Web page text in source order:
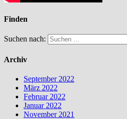
Finden
Suchen nach:
Archiv
September 2022
März 2022
Februar 2022
Januar 2022
November 2021